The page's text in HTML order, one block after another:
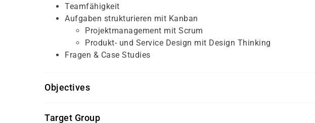
Teamfähigkeit
Aufgaben strukturieren mit Kanban
Projektmanagement mit Scrum
Produkt- und Service Design mit Design Thinking
Fragen & Case Studies
Objectives
Target Group